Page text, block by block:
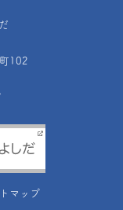
102
マップ